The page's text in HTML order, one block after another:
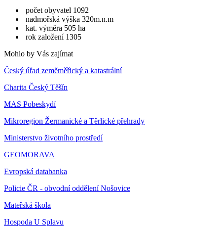
počet obyvatel 1092
nadmořská výška 320m.n.m
kat. výměra 505 ha
rok založení 1305
Mohlo by Vás zajímat
Český úřad zeměměřický a katastrální
Charita Český Těšín
MAS Pobeskydí
Mikroregion Žermanické a Těrlické přehrady
Ministerstvo životního prostředí
GEOMORAVA
Evropská databanka
Policie ČR - obvodní oddělení Nošovice
Mateřská škola
Hospoda U Splavu